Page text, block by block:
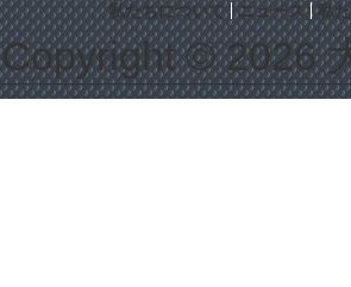
私たちについて ニュース 私
Copyright © 2026